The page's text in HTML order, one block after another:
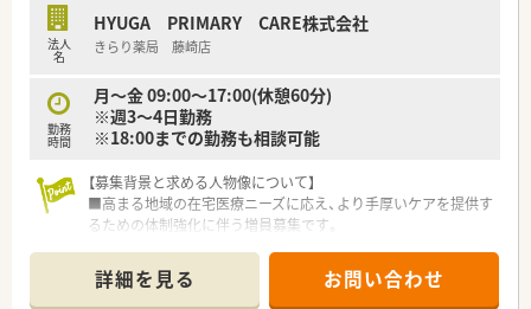
■成長を続ける上場企業で安定したキャリアを築きながら、多様
なキャリアパスを描きたい方にぴったりです。
め、専門性を存分に発揮できる点が魅力です。
法人
名
HYUGA PRIMARY CARE株式会社
きらり薬局 藤崎店
勤務
時間
月～金 09:00～17:00(休憩60分)
※週3～4日勤務
※18:00までの勤務も相談可能
【募集背景と求める人物像について】
■高まる地域の在宅医療ニーズに応え、より手厚いケアを提供す
るための体制強化に伴う増員募集です。
を高めたいという意欲のある方を求めます。
■調剤薬局での勤務経験がない方でも、新しいことに挑戦する意
詳細を見る お問い合わせ